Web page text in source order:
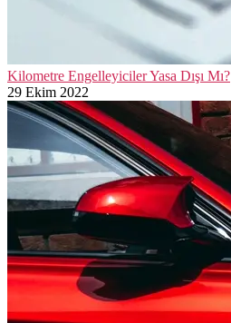
Kilometre Engelleyiciler Yasa Dışı Mı?
29 Ekim 2022